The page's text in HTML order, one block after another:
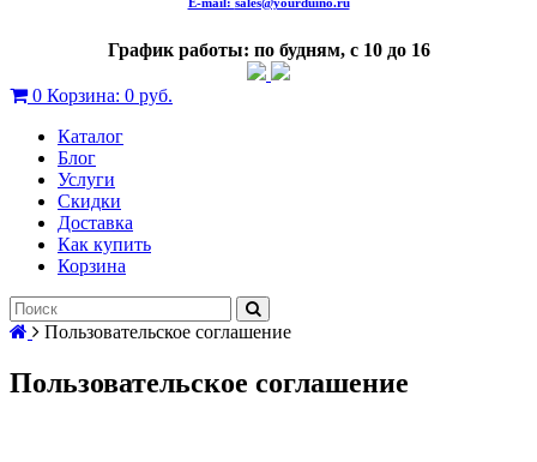
График работы: по будням, с 10 до 16
0 Корзина: 0 руб.
Каталог
Блог
Услуги
Скидки
Доставка
Как купить
Корзина
Пользовательское соглашение
Пользовательское соглашение